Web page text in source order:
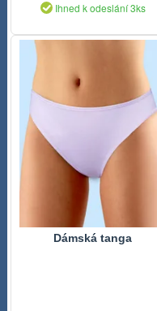
Ihned k odeslání 3ks
Dámská tanga